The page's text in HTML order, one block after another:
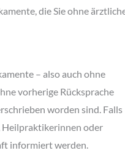
die Sie ohne
– also auch ohne
vorherige Rücksprache
worden sind. Falls
Heilpraktikerinnen oder
informiert werden.